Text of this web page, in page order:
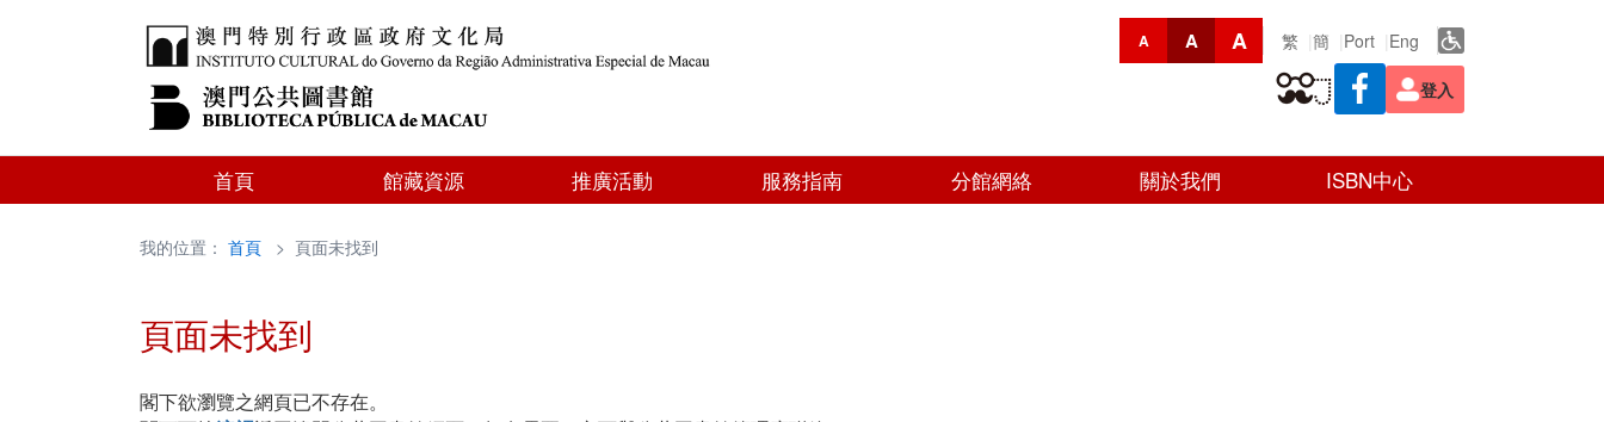
A A A 繁 簡 Port Eng
登入
首頁 館藏資源 推廣活動 服務指南 分館網絡 關於我們 ISBN中心
我的位置： 首頁 > 頁面未找到
頁面未找到
閣下欲瀏覽之網頁已不存在。